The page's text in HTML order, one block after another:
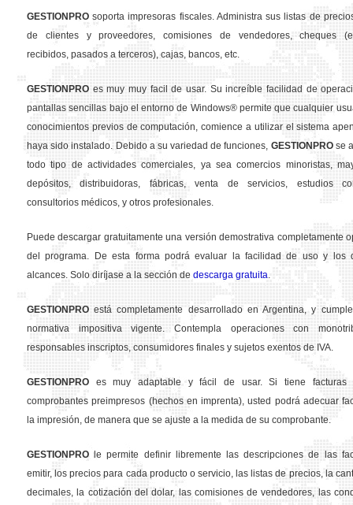
GESTION PRO soporta impresoras fiscales. Administra sus listas de
de clientes y proveedores, comisiones de vendedores, cheques
recibidos, pasados a terceros), cajas, bancos, etc.
GESTION PRO es muy muy facil de usar. Su increíble facilidad de
pantallas sencillas bajo el entorno de Windows® permite que cualquier
conocimientos previos de computación, comience a utilizar el sistema
haya sido instalado. Debido a su variedad de funciones, GESTION PROse
todo tipo de actividades comerciales, ya sea comercios minoristas,
depósitos, distribuidoras, fábricas, venta de servicios, estudios
consultorios médicos, y otros profesionales.
Puede descargar gratuitamente una versión demostrativa completamente
del programa. De esta forma podrá evaluar la facilidad de uso y los
alcances. Solo diríjase a la sección de descarga gratuita.
GESTION PRO está completamente desarrollado en Argentina, y
normativa impositiva vigente. Contempla operaciones con
responsables inscriptos, consumidores finales y sujetos exentos de IVA.
GESTION PRO es muy adaptable y fácil de usar. Si tiene facturas
comprobantes preimpresos (hechos en imprenta), usted podrá adecuar
la impresión, de manera que se ajuste a la medida de su comprobante.
GESTION PRO le permite definir libremente las descripciones de las
emitir, los precios para cada producto o servicio, las listas de precios, la
decimales, la cotización del dolar, las comisiones de vendedores, las